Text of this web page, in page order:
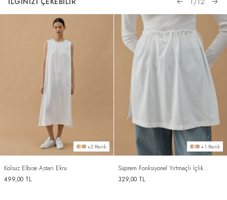
+2 Renk
Kolsuz Elbise Astarı Ekru
499,00 TL
+1 Renk
Süprem Fonksiyonel Yırtmaçlı İçlik
Etek Ekru
329,00TL